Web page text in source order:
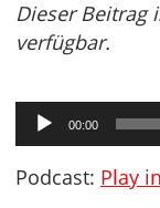
Dieser Beitrag
verfügbar.
Audio-
Player
00:00
Podcast: Play